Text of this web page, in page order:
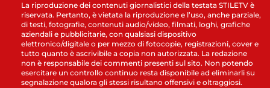
La riproduzione dei contenuti giornalistici della testata STILETV è
riservata. Pertanto, è vietata la riproduzione e l’uso, anche parziale,
di testi, fotografie, contenuti audio/video, filmati, loghi, grafiche
aziendali e pubblicitarie, con qualsiasi dispositivo
elettronico/digitale o per mezzo di fotocopie, registrazioni, cover e
tutto quanto è ascrivibile a copia non autorizzata. La redazione
non è responsabile dei commenti presenti sul sito. Non potendo
esercitare un controllo continuo resta disponibile ad eliminarli su
segnalazione qualora gli stessi risultano offensivi e oltraggiosi.